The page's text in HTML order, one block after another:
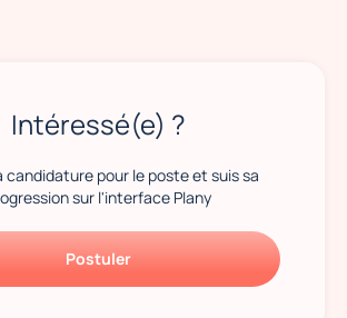
Intéressé(e) ?
candidature pour le poste et suis sa
sur l'interface Plany
Postuler